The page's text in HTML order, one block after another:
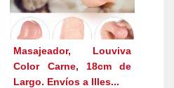
Masajeador, Louviva
Color Carne, 18cm de
Largo. Envíos a Illes...